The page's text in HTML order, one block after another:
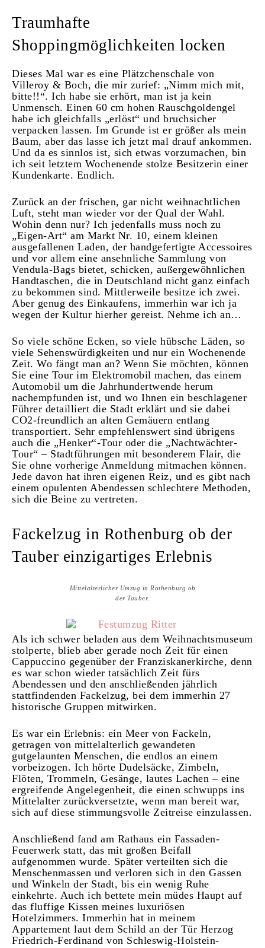
Traumhafte
Shoppingmöglichkeiten locken
Dieses Mal war es eine Plätzchenschale von
Villeroy & Boch, die mir zurief: „Nimm mich mit,
bitte!!“. Ich habe sie erhört, man ist ja kein
Unmensch. Einen 60 cm hohen Rauschgoldengel
habe ich gleichfalls „erlöst“ und bruchsicher
verpacken lassen. Im Grunde ist er größer als mein
Baum, aber das lasse ich jetzt mal drauf ankommen.
Und da es sinnlos ist, sich etwas vorzumachen, bin
ich seit letztem Wochenende stolze Besitzerin einer
Kundenkarte. Endlich.
Zurück an der frischen, gar nicht weihnachtlichen
Luft, steht man wieder vor der Qual der Wahl.
Wohin denn nur? Ich jedenfalls muss noch zu
„Eigen-Art“ am Markt Nr. 10, einem kleinen
ausgefallenen Laden, der handgefertigte Accessoires
und vor allem eine ansehnliche Sammlung von
Vendula-Bags bietet, schicken, außergewöhnlichen
Handtaschen, die in Deutschland nicht ganz einfach
zu bekommen sind. Mittlerweile besitze ich zwei.
Aber genug des Einkaufens, immerhin war ich ja
wegen der Kultur hierher gereist. Nehme ich an…
So viele schöne Ecken, so viele hübsche Läden, so
viele Sehenswürdigkeiten und nur ein Wochenende
Zeit. Wo fängt man an? Wenn Sie möchten, können
Sie eine Tour im Elektromobil machen, das einem
Automobil um die Jahrhundertwende herum
nachempfunden ist, und wo Ihnen ein beschlagener
Führer detailliert die Stadt erklärt und sie dabei
CO2-freundlich an alten Gemäuern entlang
transportiert. Sehr empfehlenswert sind übrigens
auch die „Henker“-Tour oder die „Nachtwächter-
Tour“ – Stadtführungen mit besonderem Flair, die
Sie ohne vorherige Anmeldung mitmachen können.
Jede davon hat ihren eigenen Reiz, und es gibt nach
einem opulenten Abendessen schlechtere Methoden,
sich die Beine zu vertreten.
Fackelzug in Rothenburg ob der
Tauber einzigartiges Erlebnis
Mittelalterlicher Umzug in Rothenburg ob
der Tauber.
Als ich schwer beladen aus dem Weihnachtsmuseum
stolperte, blieb aber gerade noch Zeit für einen
Cappuccino gegenüber der Franziskanerkirche, denn
es war schon wieder tatsächlich Zeit fürs
Abendessen und den anschließenden jährlich
stattfindenden Fackelzug, bei dem immerhin 27
historische Gruppen mitwirken.
Es war ein Erlebnis: ein Meer von Fackeln,
getragen von mittelalterlich gewandeten
gutgelaunten Menschen, die endlos an einem
vorbeizogen. Ich hörte Dudelsäcke, Zimbeln,
Flöten, Trommeln, Gesänge, lautes Lachen – eine
ergreifende Angelegenheit, die einen schwupps ins
Mittelalter zurückversetzte, wenn man bereit war,
sich auf diese stimmungsvolle Zeitreise einzulassen.
Anschließend fand am Rathaus ein Fassaden-
Feuerwerk statt, das mit großen Beifall
aufgenommen wurde. Später verteilten sich die
Menschenmassen und verloren sich in den Gassen
und Winkeln der Stadt, bis ein wenig Ruhe
einkehrte. Auch ich bettete mein müdes Haupt auf
das fluffige Kissen meines luxuriösen
Hotelzimmers. Immerhin hat in meinem
Appartement laut dem Schild an der Tür Herzog
Friedrich-Ferdinand von Schleswig-Holstein-